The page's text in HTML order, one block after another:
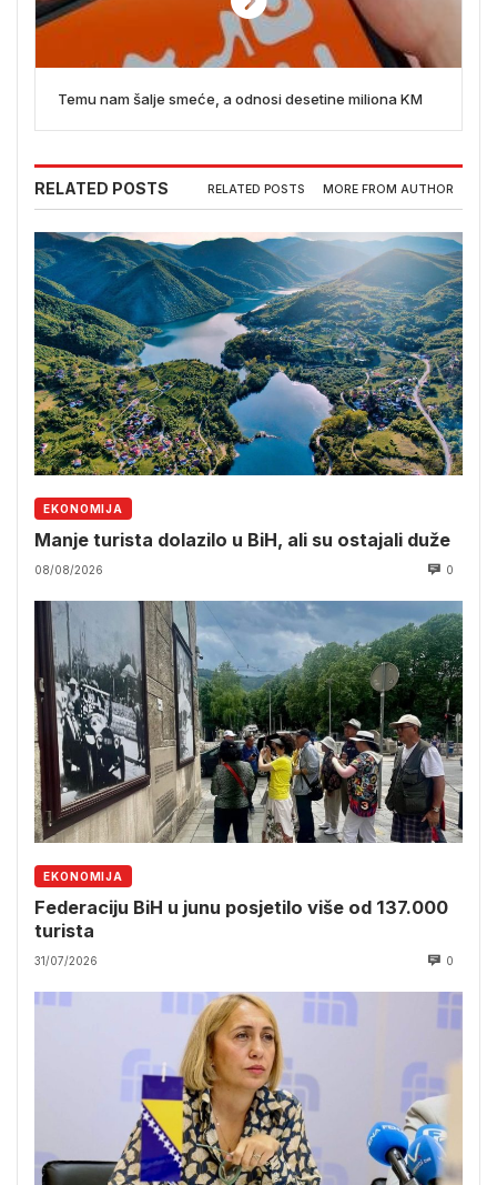
Temu nam šalje smeće, a odnosi desetine miliona KM
RELATED POSTS RELATED POSTS MORE FROM AUTHOR
EKONOMIJA
Manje turista dolazilo u BiH, ali su ostajali duže
08/08/2026 0
EKONOMIJA
Federaciju BiH u junu posjetilo više od 137.000
turista
31/07/2026 0